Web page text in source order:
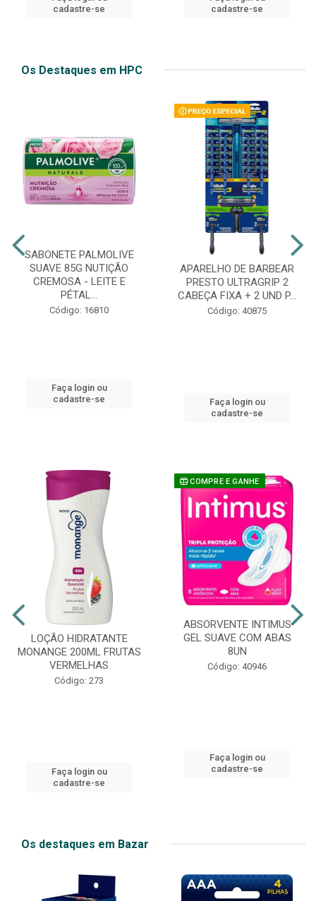
cadastre-se
cadastre-se
Os Destaques em HPC
SABONETE PALMOLIVE
SUAVE 85G NUTIÇÃO
CREMOSA - LEITE E
PÉTAL...
Código: 16810
Faça login ou
cadastre-se
APARELHO DE BARBEAR
PRESTO ULTRAGRIP 2
CABEÇA FIXA + 2 UND P...
Código: 40875
Faça login ou
cadastre-se
LOÇÃO HIDRATANTE
MONANGE 200ML FRUTAS
VERMELHAS
Código: 273
Faça login ou
cadastre-se
COMPRE E GANHE
ABSORVENTE INTIMUS
GEL SUAVE COM ABAS
8UN
Código: 40946
Faça login ou
cadastre-se
Os destaques em Bazar